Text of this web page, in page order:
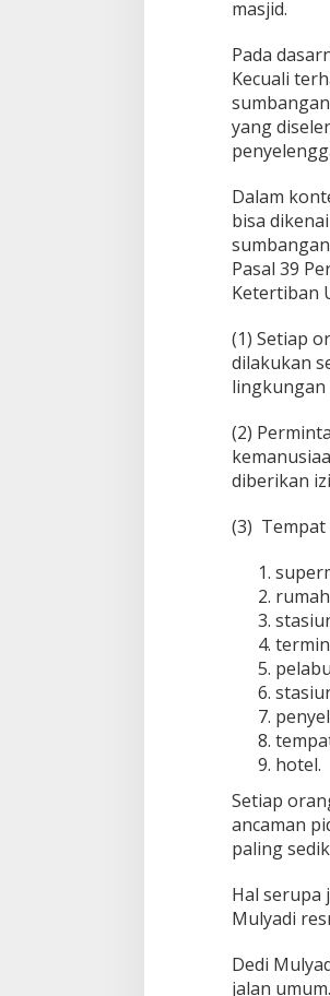
masjid.
Pada
Kecuali
yang
Dalam
bisa
Pasal 39
Ketertiban
(1) Setiap
dilakukan
lingkungan
(2)
diberikan
(3) Tempat
hotel.
Setiap
ancaman
paling
Hal serupa
Mulyadi
Dedi
jalan umum.